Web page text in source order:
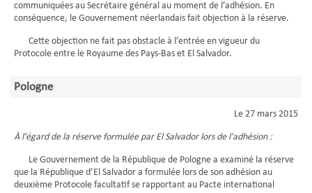
communiquées au Secrétaire général au moment de l’adhésion. En
conséquence, le Gouvernement néerlandais fait objection à la réserve.
Cette objection ne fait pas obstacle à l’entrée en vigueur du
Protocole entre le Royaume des Pays-Bas et El Salvador.
Pologne
Le 27 mars 2015
À l'égard de la réserve formulée par El Salvador lors de l'adhésion :
Le Gouvernement de la République de Pologne a examiné la réserve
que la République d’El Salvador a formulée lors de son adhésion au
deuxième Protocole facultatif se rapportant au Pacte international